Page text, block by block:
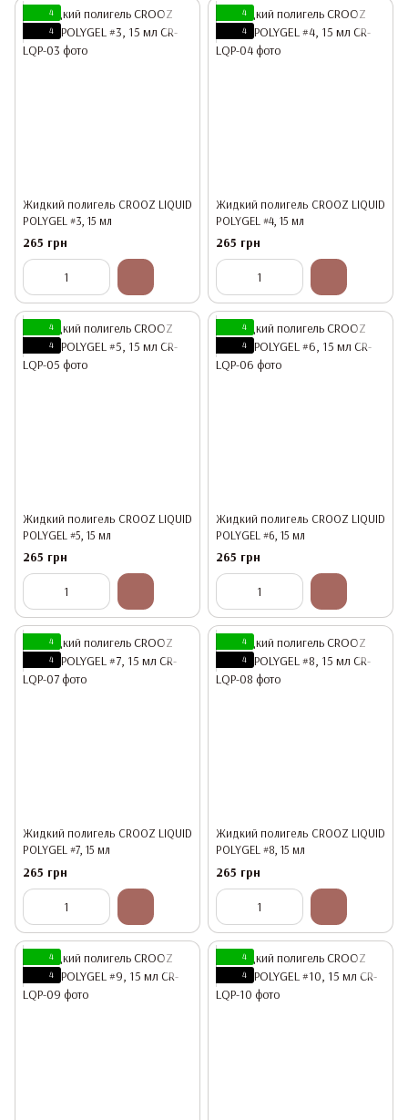
4
4
Жидкий полигель CROOZ LIQUID
POLYGEL #3, 15 мл
265 грн
4
4
Жидкий полигель CROOZ LIQUID
POLYGEL #4, 15 мл
265 грн
4
4
Жидкий полигель CROOZ LIQUID
POLYGEL #5, 15 мл
265 грн
4
4
Жидкий полигель CROOZ LIQUID
POLYGEL #6, 15 мл
265 грн
4
4
Жидкий полигель CROOZ LIQUID
POLYGEL #7, 15 мл
265 грн
4
4
Жидкий полигель CROOZ LIQUID
POLYGEL #8, 15 мл
265 грн
4
4
4
4